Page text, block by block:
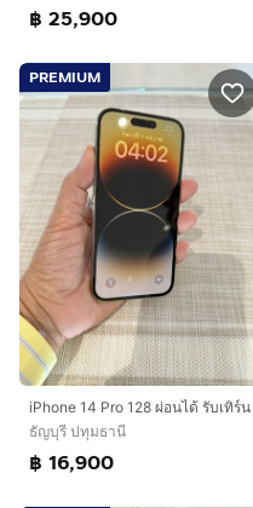
฿ 25,900
PREMIUM
iPhone 14 Pro 128 ผ่อนได้ รับเทิร์น
ธัญบุรี ปทุมธานี
฿ 16,900